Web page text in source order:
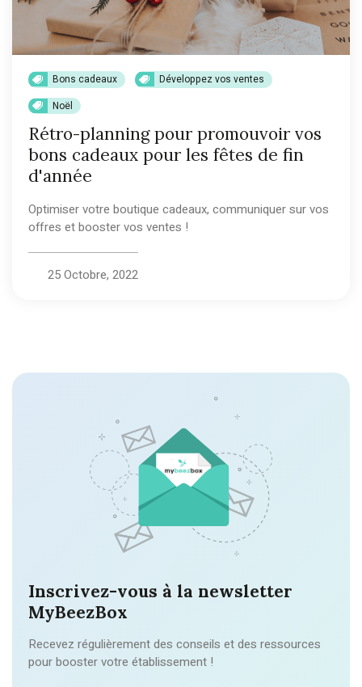
Bons cadeaux
Développez vos ventes
Noël
Rétro-planning pour promouvoir vos
bons cadeaux pour les fêtes de fin
d'année
Optimiser votre boutique cadeaux, communiquer sur vos
offres et booster vos ventes !
25 Octobre, 2022
Inscrivez-vous à la newsletter
MyBeezBox
Recevez régulièrement des conseils et des ressources
pour booster votre établissement !